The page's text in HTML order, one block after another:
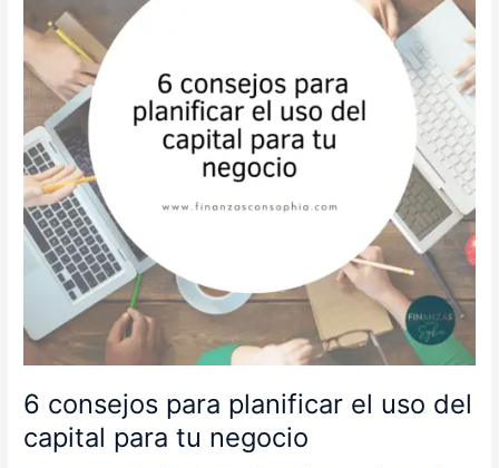
6 consejos para planificar el uso del
capital para tu negocio
el
uso
del
capital
para
tu
negocio